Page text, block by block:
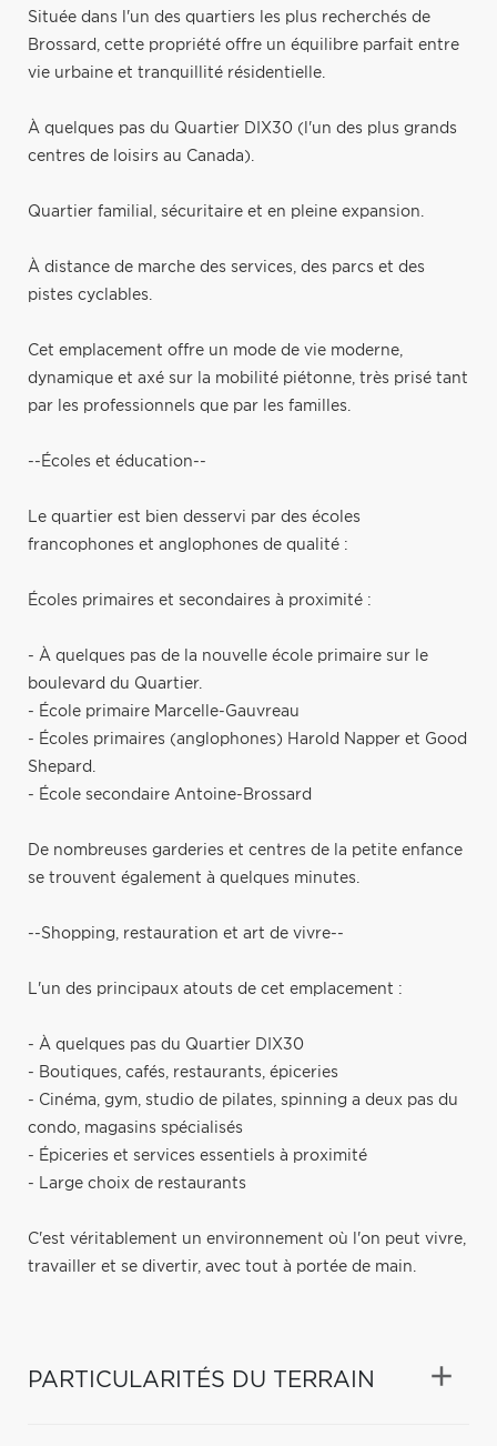
Située dans l'un des quartiers les plus recherchés de
Brossard, cette propriété offre un équilibre parfait entre
vie urbaine et tranquillité résidentielle.
À quelques pas du Quartier DIX30 (l'un des plus grands
centres de loisirs au Canada).
Quartier familial, sécuritaire et en pleine expansion.
À distance de marche des services, des parcs et des
pistes cyclables.
Cet emplacement offre un mode de vie moderne,
dynamique et axé sur la mobilité piétonne, très prisé tant
par les professionnels que par les familles.
--Écoles et éducation--
Le quartier est bien desservi par des écoles
francophones et anglophones de qualité :
Écoles primaires et secondaires à proximité :
- À quelques pas de la nouvelle école primaire sur le
boulevard du Quartier.
- École primaire Marcelle-Gauvreau
- Écoles primaires (anglophones) Harold Napper et Good
Shepard.
- École secondaire Antoine-Brossard
De nombreuses garderies et centres de la petite enfance
se trouvent également à quelques minutes.
--Shopping, restauration et art de vivre--
L'un des principaux atouts de cet emplacement :
- À quelques pas du Quartier DIX30
- Boutiques, cafés, restaurants, épiceries
- Cinéma, gym, studio de pilates, spinning a deux pas du
condo, magasins spécialisés
- Épiceries et services essentiels à proximité
- Large choix de restaurants
C'est véritablement un environnement où l'on peut vivre,
travailler et se divertir, avec tout à portée de main.
PARTICULARITÉS DU TERRAIN